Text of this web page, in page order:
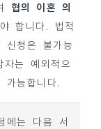
협의 이혼 의
합니다. 법적
신청은 불가능
는 예외적으
능합니다.
에는 다음 서